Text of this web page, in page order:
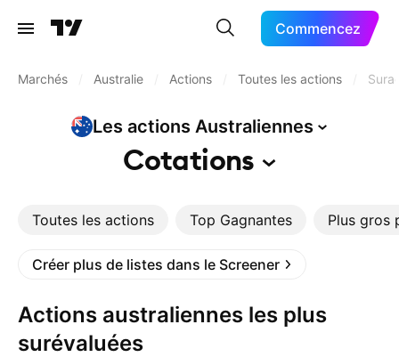
Commencez
Marchés Australie Actions Toutes les actions
Les actions Australiennes
Cotations
Toutes les actions Top Gagnantes Plus gros
Créer plus de listes dans le Screener
Actions australiennes les plus
surévaluées